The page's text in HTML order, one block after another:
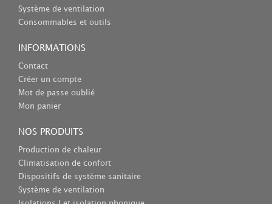
Système de ventilation
Consommables et outils
INFORMATIONS
Contact
Créer un compte
Mot de passe oublié
Mon panier
NOS PRODUITS
Production de chaleur
Climatisation de confort
Dispositifs de système sanitaire
Système de ventilation